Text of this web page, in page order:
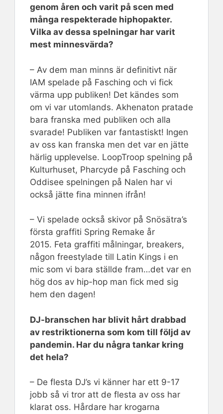
genom åren och varit på scen med
många respekterade hiphopakter.
Vilka av dessa spelningar har varit
mest minnesvärda?
– Av dem man minns är definitivt när
IAM spelade på Fasching och vi fick
värma upp publiken! Det kändes som
om vi var utomlands. Akhenaton pratade
bara franska med publiken och alla
svarade! Publiken var fantastiskt! Ingen
av oss kan franska men det var en jätte
härlig upplevelse. LoopTroop spelning på
Kulturhuset, Pharcyde på Fasching och
Oddisee spelningen på Nalen har vi
också jätte fina minnen ifrån!
– Vi spelade också skivor på Snösätra’s
första graffiti Spring Remake år
2015. Feta graffiti målningar, breakers,
någon freestylade till Latin Kings i en
mic som vi bara ställde fram…det var en
hög dos av hip-hop man fick med sig
hem den dagen!
DJ-branschen har blivit hårt drabbad
av restriktionerna som kom till följd av
pandemin. Har du några tankar kring
det hela?
– De flesta DJ’s vi känner har ett 9-17
jobb så vi tror att de flesta av oss har
klarat oss. Hårdare har krogarna